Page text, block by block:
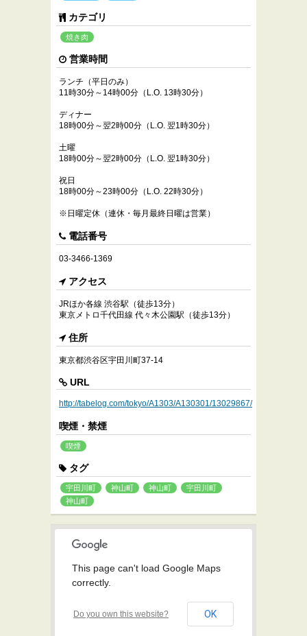
カテゴリ
焼き肉
営業時間
ランチ（平日のみ）
11時30分～14時00分（L.O. 13時30分）
ディナー
18時00分～翌2時00分（L.O. 翌1時30分）
土曜
18時00分～翌2時00分（L.O. 翌1時30分）
祝日
18時00分～23時00分（L.O. 22時30分）
※日曜定休（連休・毎月最終日曜は営業）
電話番号
03-3466-1369
アクセス
JRほか各線 渋谷駅（徒歩13分）
東京メトロ千代田線 代々木公園駅（徒歩13分）
住所
東京都渋谷区宇田川町37-14
URL
http://tabelog.com/tokyo/A1303/A130301/13029867/
喫煙・禁煙
喫煙
タグ
宇田川町 神山町 神山町
宇田川町
神山町
This page can't load Google Maps
correctly.
Do you own this website? OK